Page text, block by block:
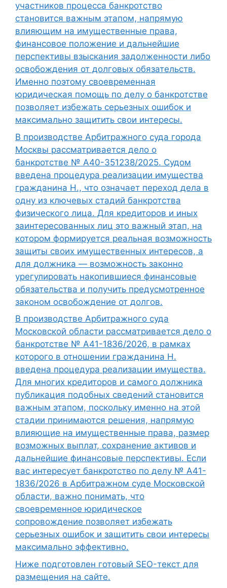
участников процесса банкротство
становится важным этапом, напрямую
влияющим на имущественные права,
финансовое положение и дальнейшие
перспективы взыскания задолженности либо
освобождения от долговых обязательств.
Именно поэтому своевременная
юридическая помощь по делу о банкротстве
позволяет избежать серьезных ошибок и
максимально защитить свои интересы.
В производстве Арбитражного суда города
Москвы рассматривается дело о
банкротстве № А40-351238/2025. Судом
введена процедура реализации имущества
гражданина Н., что означает переход дела в
одну из ключевых стадий банкротства
физического лица. Для кредиторов и иных
заинтересованных лиц это важный этап, на
котором формируется реальная возможность
защиты своих имущественных интересов, а
для должника — возможность законно
урегулировать накопившиеся финансовые
обязательства и получить предусмотренное
законом освобождение от долгов.
В производстве Арбитражного суда
Московской области рассматривается дело о
банкротстве № А41-1836/2026, в рамках
которого в отношении гражданина Н.
введена процедура реализации имущества.
Для многих кредиторов и самого должника
публикация подобных сведений становится
важным этапом, поскольку именно на этой
стадии принимаются решения, напрямую
влияющие на имущественные права, размер
возможных выплат, сохранение активов и
дальнейшие финансовые перспективы. Если
вас интересует банкротство по делу № А41-
1836/2026 в Арбитражном суде Московской
области, важно понимать, что
своевременное юридическое
сопровождение позволяет избежать
серьезных ошибок и защитить свои интересы
максимально эффективно.
Ниже подготовлен готовый SEO-текст для
размещения на сайте.